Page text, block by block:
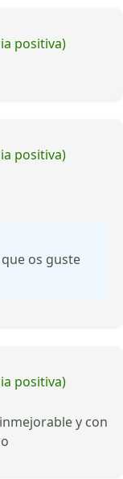
positiva)
positiva)
os guste
positiva)
y con